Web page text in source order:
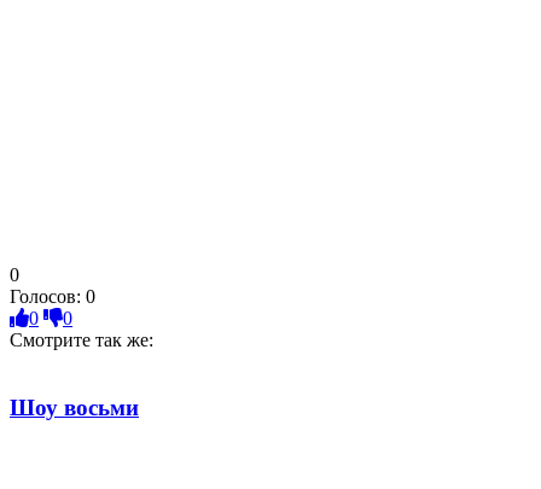
0
Голосов: 0
0
0
Смотрите так же:
Шоу восьми